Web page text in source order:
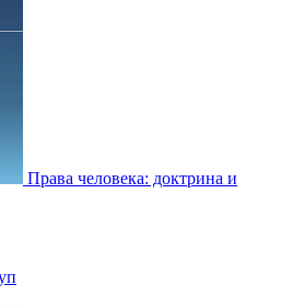
Права человека: доктрина и